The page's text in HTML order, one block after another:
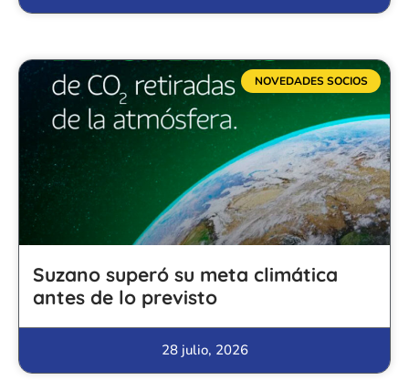
NOVEDADES SOCIOS
Suzano superó su meta climática
antes de lo previsto
28 julio, 2026